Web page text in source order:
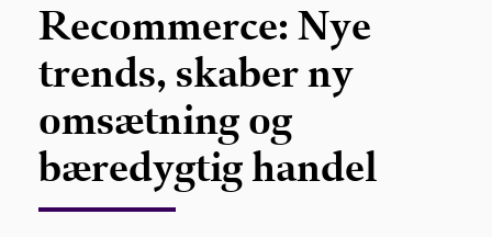
Recommerce: Nye
trends, skaber ny
omsætning og
bæredygtig handel